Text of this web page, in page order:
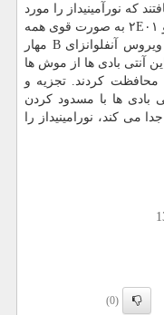
که نورآمینیداز را مورد
هدف قرار می دادند. دو آنتی بادی ۱G۰۵ و ۲E۰۱ به صورت قوی همه
نورامینیدازها را از مجموعه متنوعی از ۹ ویروس آنفلوانزای B مهار
آنتی بادی ها از موش ها
در مقابل دوز کشنده ویروس آنفلوانزا B محافظت کردند. تجزیه و
بادی ها با مسدود کردن
می کند، نورامینیداز را
(0)